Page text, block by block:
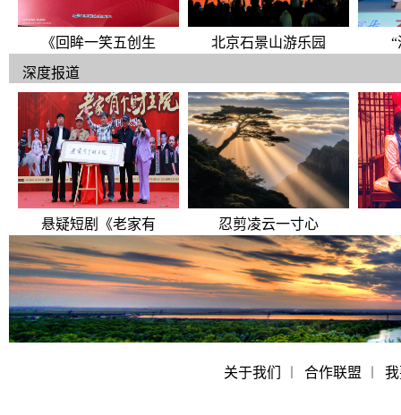
《回眸一笑五创生 北京石景山游乐园
深度报道
悬疑短剧《老家有 忍剪凌云一寸心
关于我们 合作联盟